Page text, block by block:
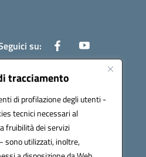
tracciamento
di profilazione degli utenti -
tecnici necessari al
fruibilità dei servizi
sono utilizzati, inoltre,
su: